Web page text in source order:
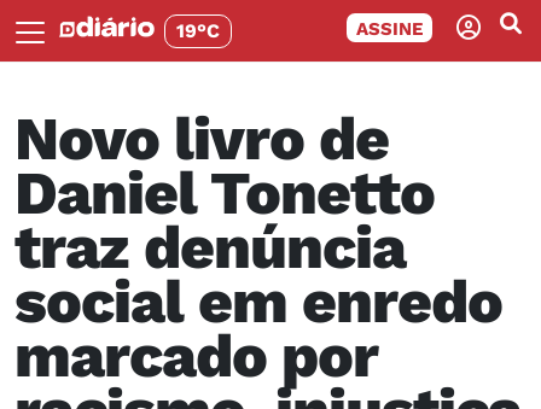
19°C ASSINE
Novo livro de
Daniel Tonetto
traz denúncia
social em enredo
marcado por